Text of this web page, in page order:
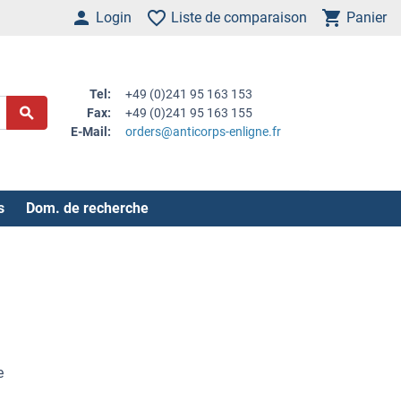
Login Liste de comparaison Panier
Tel:
+49 (0)241 95 163 153
Fax:
+49 (0)241 95 163 155
E-Mail:
orders@anticorps-enligne.fr
Dom. de recherche